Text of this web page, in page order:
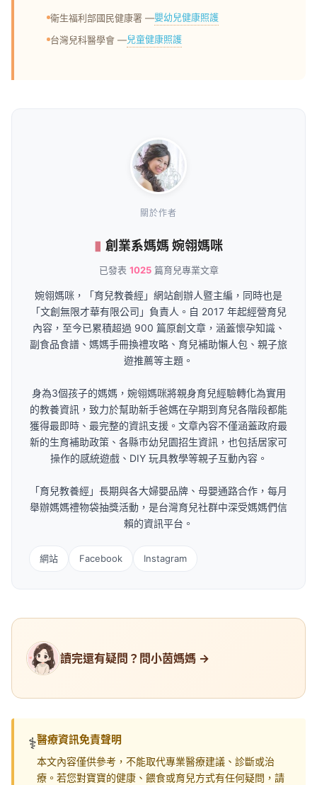
衛生福利部國民健康署 —嬰幼兒健康照護
台灣兒科醫學會 —兒童健康照護
關於作者
創業系媽媽 婉翎媽咪
已發表 1025篇育兒專業文章
婉翎媽咪，「育兒教養經」網站創辦人暨主編，同時也是
「文創無限才華有限公司」負責人。自 2017 年起經營育兒
內容，至今已累積超過 900 篇原創文章，涵蓋懷孕知識、
副食品食譜、媽媽手冊換禮攻略、育兒補助懶人包、親子旅
遊推薦等主題。
身為3個孩子的媽媽，婉翎媽咪將親身育兒經驗轉化為實用
的教養資訊，致力於幫助新手爸媽在孕期到育兒各階段都能
獲得最即時、最完整的資訊支援。文章內容不僅涵蓋政府最
新的生育補助政策、各縣市幼兒園招生資訊，也包括居家可
操作的感統遊戲、DIY 玩具教學等親子互動內容。
「育兒教養經」長期與各大婦嬰品牌、母嬰通路合作，每月
舉辦媽媽禮物袋抽獎活動，是台灣育兒社群中深受媽媽們信
賴的資訊平台。
網站 Facebook Instagram
讀完還有疑問？問小茵媽媽 →
⚕️醫療資訊免責聲明
本文內容僅供參考，不能取代專業醫療建議、診斷或治
療。若您對寶寶的健康、餵食或育兒方式有任何疑問，請